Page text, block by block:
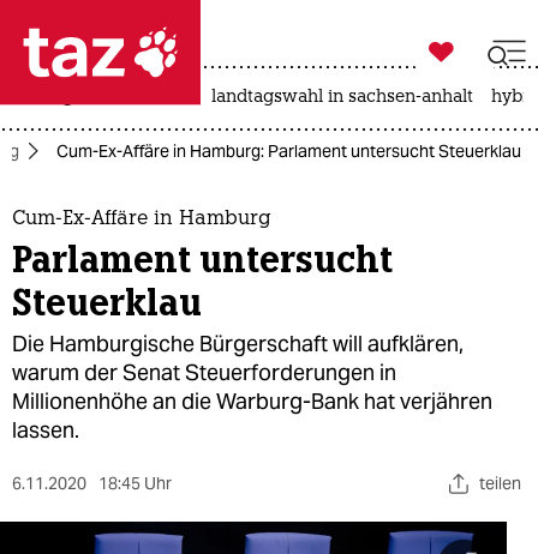
 taz zahl ich
taz zahl ich
themen
politik
öko
gesellschaft
kultur
sport

taz zahl ich
landtagswahl in sachsen-anhalt
Cum-Ex-Affäre in Hamburg: Parlament untersucht Steuerklau
Cum-Ex-Affäre in Hamburg
Parlament untersucht
Steuerklau
Die Hamburgische Bürgerschaft will aufklären,
warum der Senat Steuerforderungen in
Millionenhöhe an die Warburg-Bank hat verjähren
lassen.
6.11.2020 18:45 Uhr teilen